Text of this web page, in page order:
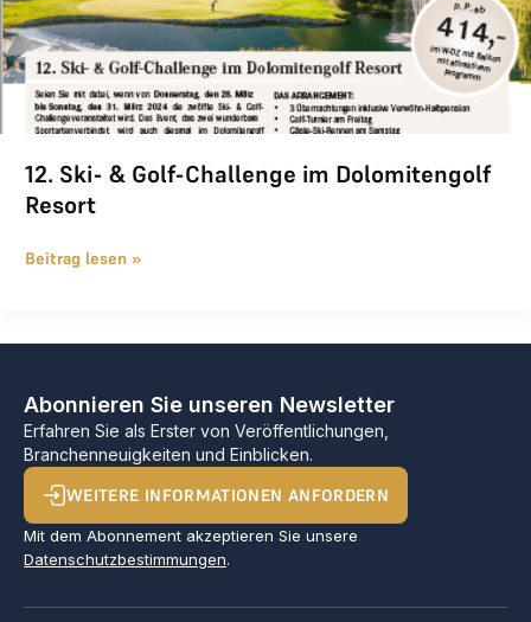
12. Ski- & Golf-Challenge im Dolomitengolf
Resort
Beitrag lesen »
Abonnieren Sie unseren Newsletter
Erfahren Sie als Erster von Veröffentlichungen,
Branchenneuigkeiten und Einblicken.
WEITERE INFORMATIONEN ANFORDERN
Mit dem Abonnement akzeptieren Sie unsere
Datenschutzbestimmungen.